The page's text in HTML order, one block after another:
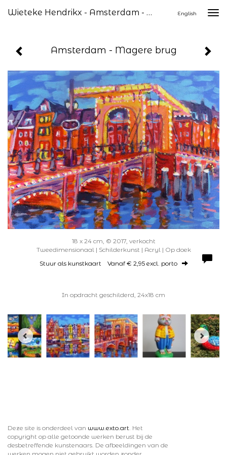
Wieteke Hendrikx - Amsterdam - Magere Brug English
Amsterdam - Magere brug
18 x 24 cm, © 2017, verkocht
Tweedimensionaal | Schilderkunst | Acryl | Op doek
Stuur als kunstkaart Vanaf € 2,95 excl. porto
In opdracht geschilderd, 24x18 cm
Deze site is onderdeel van www.exto.art . Het
copyright op alle getoonde werken berust bij de
desbetreffende kunstenaars. De afbeeldingen van de